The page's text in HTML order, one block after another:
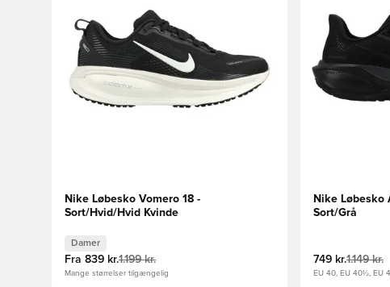
Nike Løbesko Vomero 18 -
Sort/Hvid/Hvid Kvinde
Damer
Fra 839 kr.1.199 kr.
Mange størrelser tilgængelig
Nike Løbesko
Sort/Grå
749 kr.1.149 kr.
EU 40, EU 40½, EU